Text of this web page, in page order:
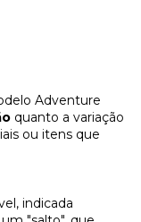
Adventure
quanto a variação
ou itens que
indicada